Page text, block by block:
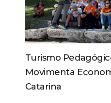
Turismo
Movimenta
Catarina